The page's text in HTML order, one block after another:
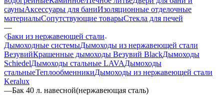
сауныАксессуары для баниИзоляционные отделочные
материалыСопутствующие товарыСтекла для печей
—
Баки из нержавеющей стали
Дымоходные системыДымоходы из нержавеющей стали
ВезувийКрашенные дымоходы Везувий BlackДымоходы
SchiedelДымоходы стальные LAVAДымоходы
стальныеТеплообменникиДымоходы из нержавеющей стали
Keralux
—Бак 40 л. навесной(нержавеющая сталь)